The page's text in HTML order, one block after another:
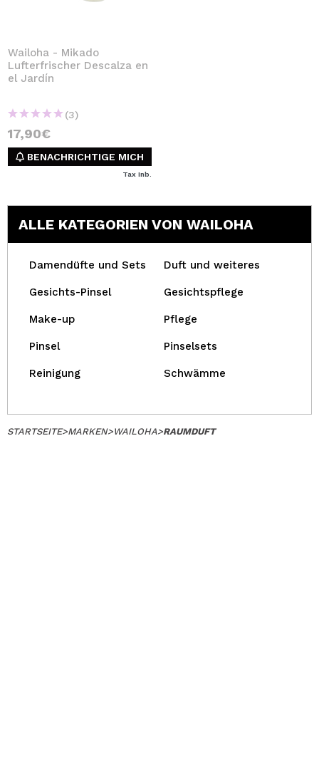
Wailoha - Mikado
Lufterfrischer Descalza en
el Jardín
(3)
17,90€
BENACHRICHTIGE MICH
Tax Inb.
ALLE KATEGORIEN VON WAILOHA
Damendüfte und Sets Duft und weiteres
Gesichts-Pinsel Gesichtspflege
Make-up Pflege
Pinsel Pinselsets
Reinigung Schwämme
STARTSEITE>MARKEN>WAILOHA>RAUMDUFT